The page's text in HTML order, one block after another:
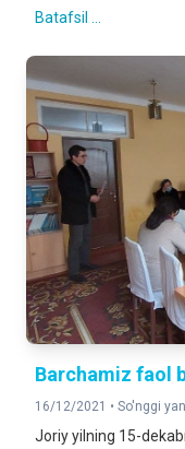
Batafsil ...
Вarchamiz faol
16/12/2021 • So'nggi
Joriy yilning 15-